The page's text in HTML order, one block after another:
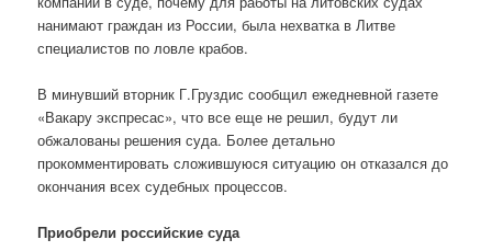
нанимают граждан из России, была нехватка в Литве
специалистов по ловле крабов.
В минувший вторник Г.Груздис сообщил ежедневной газете
«Вакару экспресас», что все еще не решил, будут ли
обжалованы решения суда. Более детально
прокомментировать сложившуюся ситуацию он отказался до
окончания всех судебных процессов.
Приобрели российские суда